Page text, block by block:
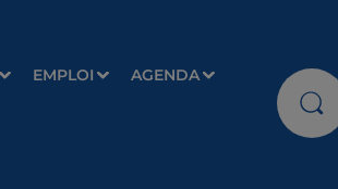
EMPLOI AGENDA